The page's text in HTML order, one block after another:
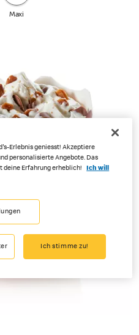
Maxi
Erlebnis geniesst! Akzeptiere
personalisierte Angebote. Das
deine Erfahrung erheblich!
Ich will
Ich stimme zu!